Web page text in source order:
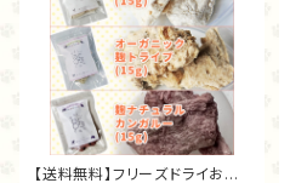
【送料無料】フリーズドライお試